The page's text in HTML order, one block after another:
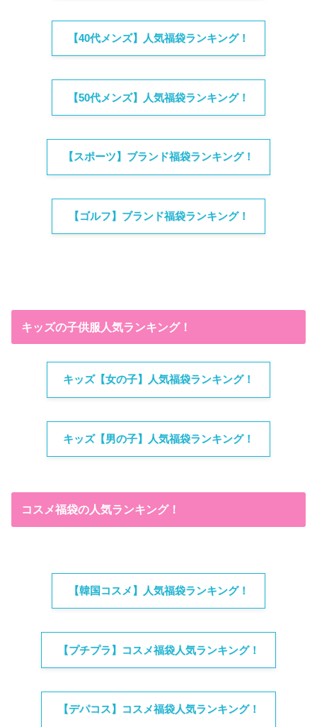
【40代メンズ】人気福袋ランキング！
【50代メンズ】人気福袋ランキング！
【スポーツ】ブランド福袋ランキング！
【ゴルフ】ブランド福袋ランキング！
キッズの子供服人気ランキング！
キッズ【女の子】人気福袋ランキング！
キッズ【男の子】人気福袋ランキング！
コスメ福袋の人気ランキング！
【韓国コスメ】人気福袋ランキング！
【プチプラ】コスメ福袋人気ランキング！
【デパコス】コスメ福袋人気ランキング！